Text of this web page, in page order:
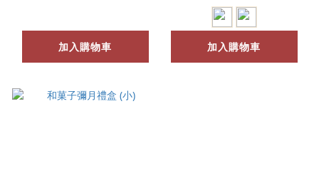
加入購物車 加入購物車